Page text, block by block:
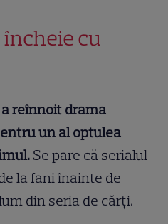
încheie cu
a reînnoit drama
un al optulea
Se pare că serialul
la fani înainte de
din seria de cărți.